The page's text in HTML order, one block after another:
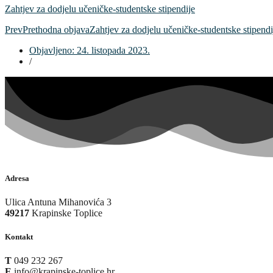
Zahtjev za dodjelu učeničke-studentske stipendije
PrevPrethodna objavaZahtjev za dodjelu učeničke-studentske
Objavljeno: 24. listopada 2023.
/
Adresa
Ulica Antuna Mihanovića 3
49217 Krapinske Toplice
Kontakt
T 049 232 267